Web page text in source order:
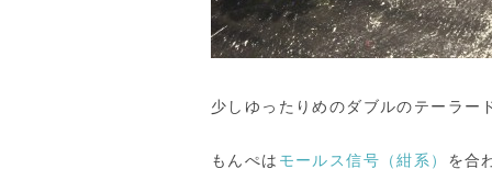
少しゆったりめのダブルのテーラー
もんぺは モールス信号（紺系） を合